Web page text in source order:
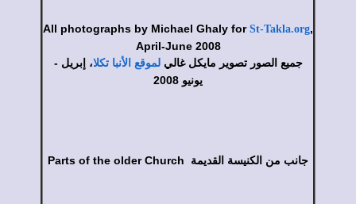
All photographs by Michael Ghaly for St-Takla.org,
April-June 2008
جميع الصور تصوير مايكل غاليلموقع الأنبا تكلا، إبريل -
يونيو 2008
Parts of the older Church جانب من الكنيسة القديمة